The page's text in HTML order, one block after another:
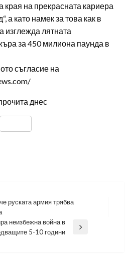
края на прекрасната кариера
а като намек за това как в
изглежда лятната
за 450 милиона паунда в
съгласие на
днес
руската армия трябва
неизбежна война в
5-10 години